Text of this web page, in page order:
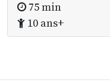
75 min
10 ans+